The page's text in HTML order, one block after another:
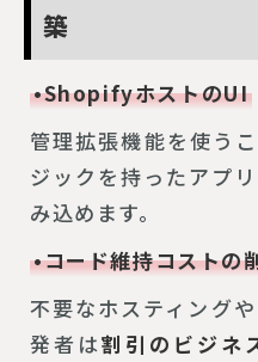
築
•ShopifyホストのUI
管理拡張機能を使う
ジックを持ったアプ
み込めます。
•コード維持コストの
不要なホスティング
発者は割引のビジネ